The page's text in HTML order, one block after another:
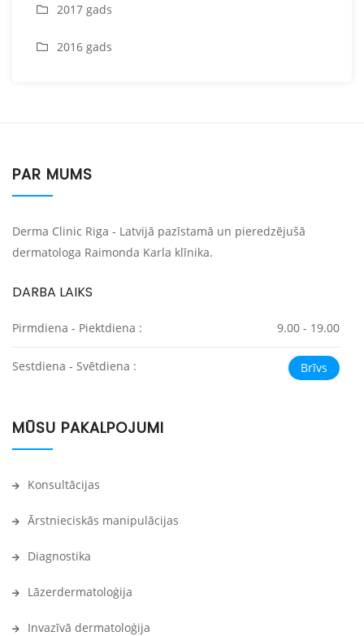
2017 gads
2016 gads
PAR MUMS
Derma Clinic Riga - Latvijā pazīstamā un pieredzējušā
dermatologa Raimonda Karla klīnika.
DARBA LAIKS
Pirmdiena - Piektdiena : 9.00 - 19.00
Sestdiena - Svētdiena : Brīvs
MŪSU PAKALPOJUMI
Konsultācijas
Ārstnieciskās manipulācijas
Diagnostika
Lāzerdermatoloģija
Invazīvā dermatoloģija